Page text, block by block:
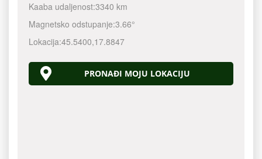
Kaaba udaljenost:3340 km
Magnetsko odstupanje:3.66°
Lokacija:45.5400,17.8847
PRONAĐI MOJU LOKACIJU